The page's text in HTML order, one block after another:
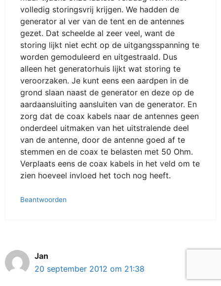
volledig storingsvrij krijgen. We hadden de
generator al ver van de tent en de antennes
gezet. Dat scheelde al zeer veel, want de
storing lijkt niet echt op de uitgangsspanning te
worden gemoduleerd en uitgestraald. Dus
alleen het generatorhuis lijkt wat storing te
veroorzaken. Je kunt eens een aardpen in de
grond slaan naast de generator en deze op de
aardaansluiting aansluiten van de generator. En
zorg dat de coax kabels naar de antennes geen
onderdeel uitmaken van het uitstralende deel
van de antenne, door de antenne goed af te
stemmen en de coax te belasten met 50 Ohm.
Verplaats eens de coax kabels in het veld om te
zien hoeveel invloed het toch nog heeft.
Beantwoorden
Jan
20 september 2012 om 21:38